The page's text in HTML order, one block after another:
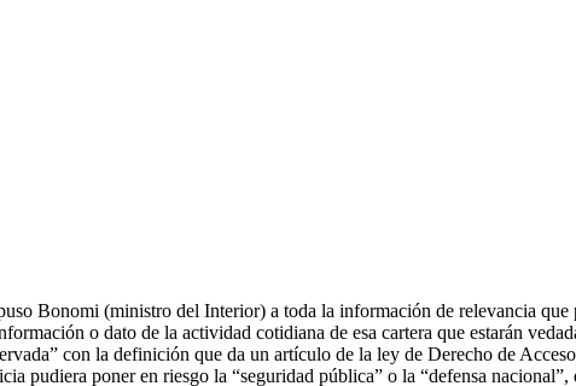
Bonomi (ministro del Interior) a toda la información de relevancia
o dato de la actividad cotidiana de esa cartera que estarán
con la definición que da un artículo de la ley de Derecho de
pudiera poner en riesgo la “seguridad pública” o la “defensa